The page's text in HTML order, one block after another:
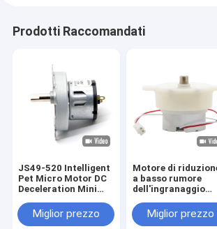
Prodotti Raccomandati
JS49-520 Intelligent
Pet Micro Motor DC
Deceleration Mini
12V 200RPM
Miglior prezzo
Motore di
a basso rumore
dell'ingranaggio
ASLONG JS30-300
6V 15RPM lampada
Miglior prezzo